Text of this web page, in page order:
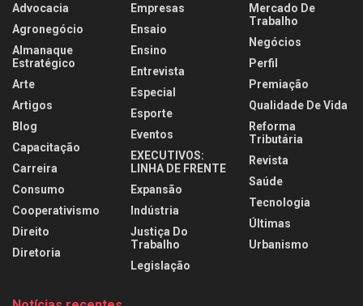
Advocacia
Agronegócio
Almanaque
Estratégico
Arte
Artigos
Blog
Capacitação
Carreira
Consumo
Cooperativismo
Direito
Diretoria
Empresas
Ensaio
Ensino
Entrevista
Especial
Esporte
Eventos
EXECUTIVOS:
LINHA DE FRENTE
Expansão
Indústria
Justiça Do
Trabalho
Legislação
Mercado De
Trabalho
Negócios
Perfil
Premiação
Qualidade De Vida
Reforma
Tributária
Revista
Saúde
Tecnologia
Últimas
Urbanismo